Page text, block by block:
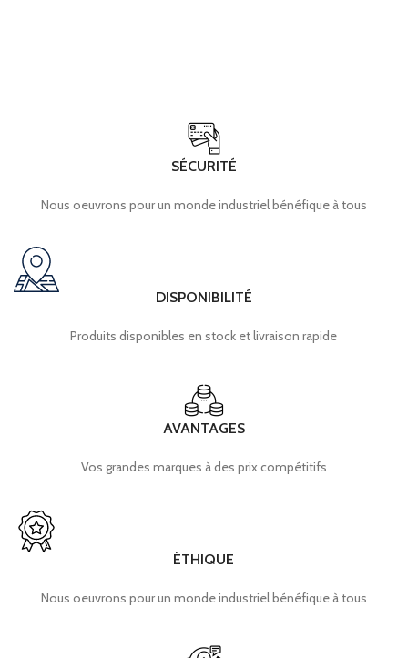
SÉCURITÉ
Nous oeuvrons pour un monde industriel bénéfique à tous
DISPONIBILITÉ
Produits disponibles en stock et livraison rapide
AVANTAGES
Vos grandes marques à des prix compétitifs
ÉTHIQUE
Nous oeuvrons pour un monde industriel bénéfique à tous